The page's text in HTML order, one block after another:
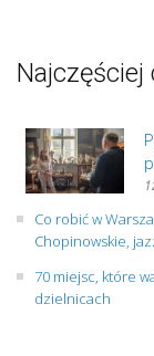
Najczęściej
Co robić w
Chopinowskie,
70 miejsc, które
dzielnicach